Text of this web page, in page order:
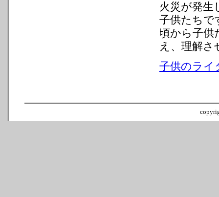
火災が発生
子供たちで
頃から子供
え、理解
子供のライ